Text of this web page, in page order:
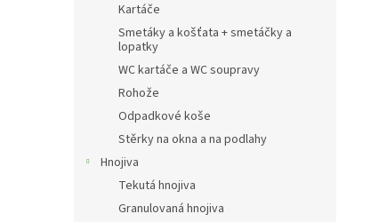
Kartáče
Smetáky a košťata + smetáčky a
lopatky
WC kartáče a WC soupravy
Rohože
Odpadkové koše
Stěrky na okna a na podlahy
Hnojiva
Tekutá hnojiva
Granulovaná hnojiva